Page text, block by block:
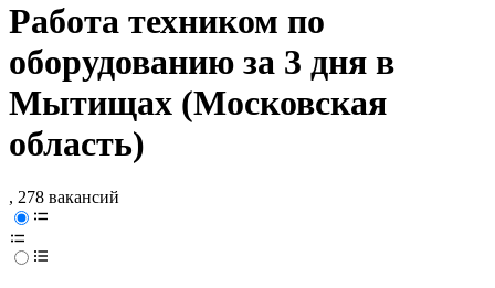
Работа техником по
оборудованию за 3 дня в
Мытищах (Московская
область)
, 278 вакансий